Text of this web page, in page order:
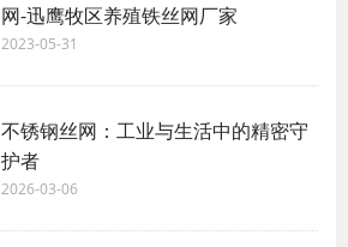
网-迅鹰牧区养殖铁丝网厂家
2023-05-31
不锈钢丝网：工业与生活中的精密守
护者
2026-03-06